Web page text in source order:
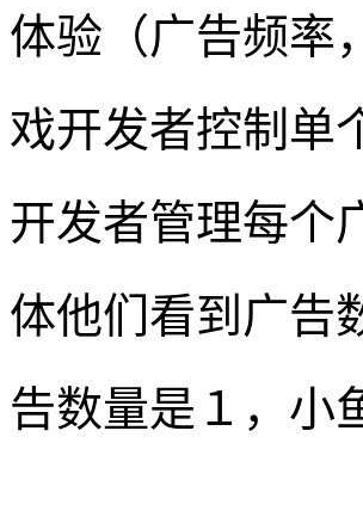
体验（广告频率
戏开发者控制单
开发者管理每个
体他们看到广告
告数量是１，小